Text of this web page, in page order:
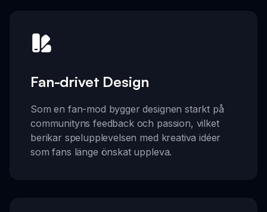
Fan-drivet Design
Som en fan-mod bygger designen starkt på
communityns feedback och passion, vilket
berikar spelupplevelsen med kreativa idéer
som fans länge önskat uppleva.